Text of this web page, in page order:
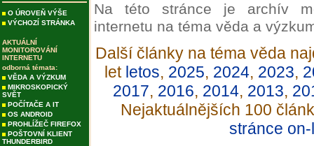
O ÚROVEŇ VÝŠE
VÝCHOZÍ STRÁNKA
AKTUÁLNÍ
MONITOROVÁNÍ
INTERNETU
odborná témata:
VĚDA A VÝZKUM
MIKROSKOPICKÝ
SVĚT
POČÍTAČE A IT
OS ANDROID
PROHLÍŽEČ FIREFOX
POŠTOVNÍ KLIENT
THUNDERBIRD
Na této stránce je archív
internetu na téma věda a
Další články na téma věda
let letos, 2025, 2024, 2023,
2017, 2016, 2014, 2013,
Nejaktuálnějších 100
stránce